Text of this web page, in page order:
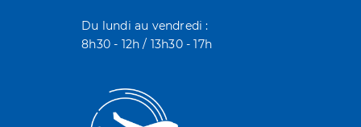
Du lundi au vendredi :
8h30 - 12h / 13h30 - 17h